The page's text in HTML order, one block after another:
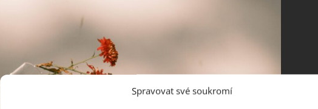
Spravovat své soukromí